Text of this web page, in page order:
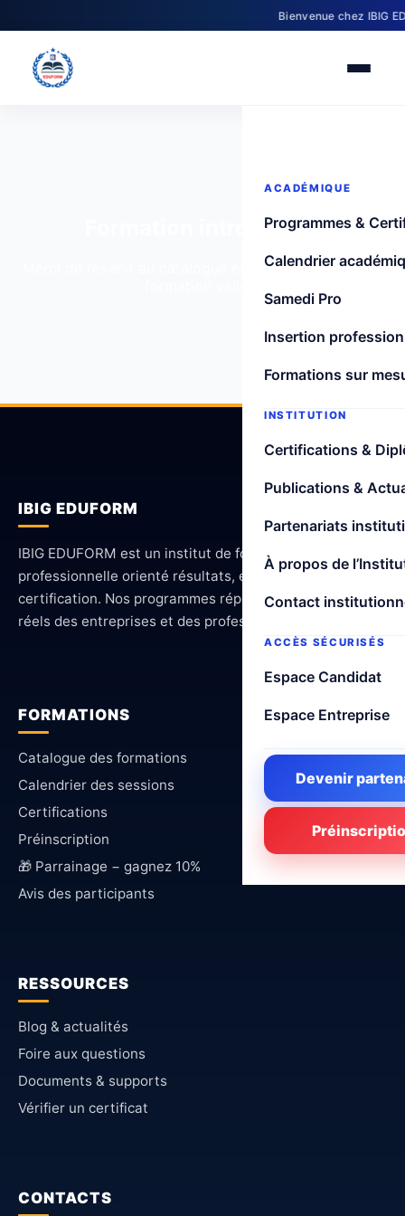
Bienvenue chez IBIG
ACADÉMIQUE
Programmes &
Calendrier
Samedi Pro
Insertion
Formations sur
INSTITUTION
Certifications &
Publications &
Partenariats
À propos de
Contact
ACCÈS SÉCURISÉS
Espace Candidat
Espace Entreprise
Devenir
Formation introuvable
Merci de revenir au catalogue et de sélectionner une
IBIG EDUFORM
IBIG EDUFORM est un institut de formation
professionnelle orienté résultats, employabilité et
certification. Nos programmes répondent aux besoins
réels des entreprises et des professionnels.
FORMATIONS
Catalogue des formations
Calendrier des sessions
Certifications
Préinscription
🎁 Parrainage − gagnez 10%
Avis des participants
RESSOURCES
Blog & actualités
Foire aux questions
Documents & supports
Vérifier un certificat
CONTACTS